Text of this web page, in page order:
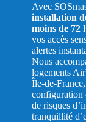
Avec
installation
moins de 72
vos accès
alertes
Nous
logements
Île-de-
configuration
de risques
tranquillité